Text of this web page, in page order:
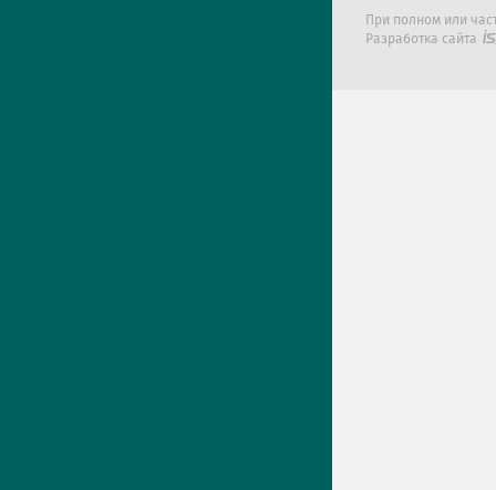
При полном или
Разработка сайта